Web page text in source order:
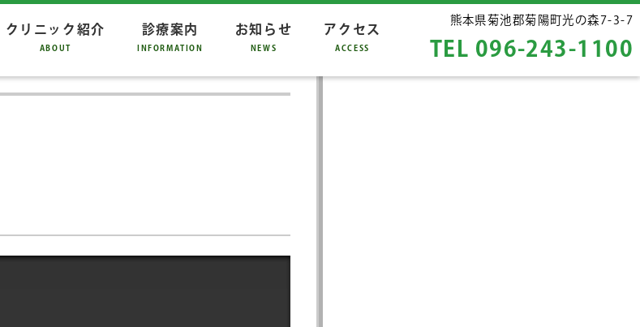
クリニック紹介
ABOUT
診療案内
INFORMATION
お知らせ
NEWS
アクセス
ACCESS
熊本県菊池郡菊陽町光の森7-3-7
TEL 096-243-1100